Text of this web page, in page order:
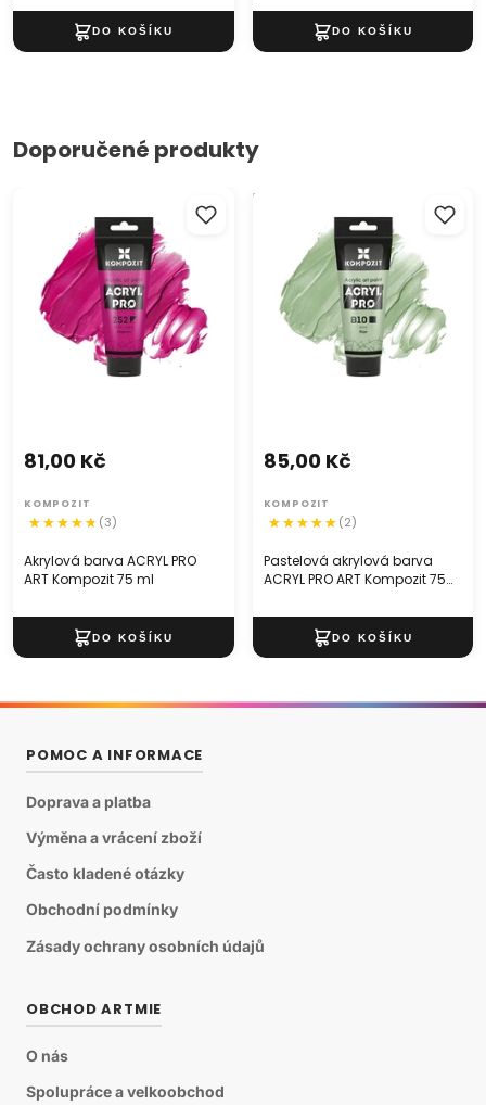
Doporučené produkty
ART Kompozit 75 ml
Akrylová barva ACRYL PRO
ART Kompozit 75 ml
81,00 Kč
KOMPOZIT
(3)
Pastelová akrylová barva
ACRYL PRO ART Kompozit 75
Pastelová akrylová barva
ACRYL PRO ART Kompozit 75
85,00 Kč
KOMPOZIT
(2)
POMOC A INFORMACE
Doprava a platba
Výměna a vrácení zboží
Často kladené otázky
Obchodní podmínky
Zásady ochrany osobních údajů
OBCHOD ARTMIE
O nás
Spolupráce a velkoobchod